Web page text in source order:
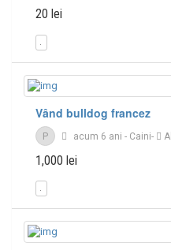
20 lei
Vând bulldog francez
P acum 6 ani - Caini-
1,000 lei